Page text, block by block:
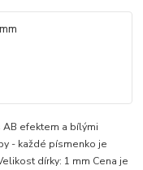
AB efektem a bílými
- každé písmenko je
dírky: 1 mm Cena je